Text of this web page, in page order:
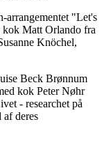
arrangementet "Let's
kok Matt Orlando fra
Knöchel,
Beck Brønnum
kok Peter Nøhr
- researchet på
af deres